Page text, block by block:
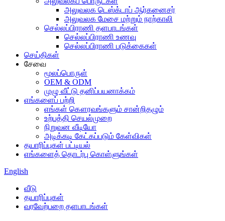
அலுவலக டெஸ்க்டாப் ஆர்கனைசர்
அலுவலக மேசை மற்றும் நாற்காலி
செல்லப்பிராணி தளபாடங்கள்
செல்லப்பிராணி உணவு
செல்லப்பிராணி படுக்கைகள்
செய்திகள்
சேவை
மூலப்பொருள்
OEM & ODM
முழு வீட்டு தனிப்பயனாக்கம்
எங்களைப் பற்றி
எங்கள் கௌரவங்களும் சான்றிதழும்
உற்பத்தி செயல்முறை
நிறுவன வீடியோ
அடிக்கடி கேட்கப்படும் கேள்விகள்
தயாரிப்புகள் பட்டியல்
எங்களைத் தொடர்பு கொள்ளுங்கள்
English
வீடு
தயாரிப்புகள்
வரவேற்பறை தளபாடங்கள்